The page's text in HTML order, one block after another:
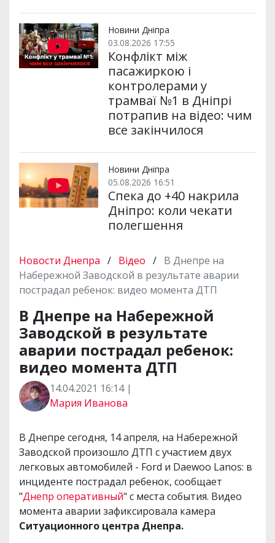
Новини Дніпра
03.08.2026 17:55
Конфлікт між
пасажиркою і
контролерами у
трамваї №1 в Дніпрі
потрапив на відео: чим
все закінчилося
Новини Дніпра
05.08.2026 16:51
Спека до +40 накрила
Дніпро: коли чекати
полегшення
Новости Днепра / Відео / В Днепре на
Набережной Заводской в результате аварии
пострадал ребенок: видео момента ДТП
В Днепре на Набережной
Заводской в результате
аварии пострадал ребенок:
видео момента ДТП
14.04.2021 16:14 |
Мария Иванова
В Днепре сегодня, 14 апреля, на Набережной
Заводской произошло ДТП с участием двух
легковых автомобилей - Ford и Daewoo Lanos: в
инциденте пострадал ребенок, сообщает
"Днепр оперативный" с места события. Видео
момента аварии зафиксировала камера
Ситуационного центра Днепра.